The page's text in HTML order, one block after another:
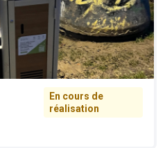
En cours de
réalisation